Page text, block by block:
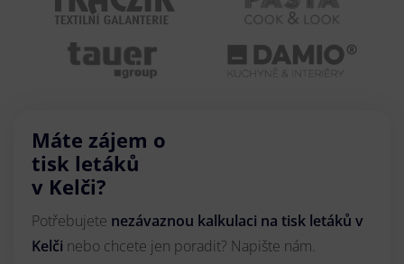
Máte zájem o
tisk letáků
v Kelči?
Potřebujete nezávaznou kalkulaci na tisk letáků v
Kelči nebo chcete jen poradit? Napište nám.